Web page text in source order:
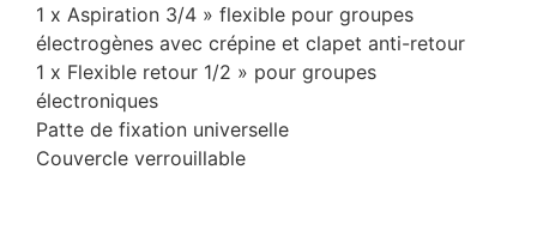
1 x Aspiration 3/4 » flexible pour groupes
électrogènes avec crépine et clapet anti-retour
1 x Flexible retour 1/2 » pour groupes
électroniques
Patte de fixation universelle
Couvercle verrouillable